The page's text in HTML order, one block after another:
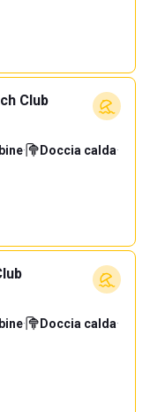
Club
· Doccia calda·
· Doccia calda·